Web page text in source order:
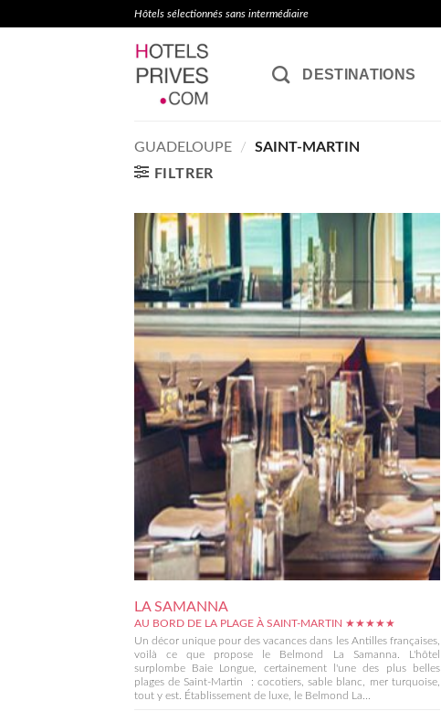
Hôtels sélectionnés sans intermédiaire
DESTINATIONS
GUADELOUPE /
SAINT-MARTIN
FILTRER
LA SAMANNA
AU BORD DE LA PLAGE À SAINT-MARTIN ★★★★★
Un décor unique pour des vacances dans les Antilles françaises,
voilà ce que propose le Belmond La Samanna. L'hôtel
surplombe Baie Longue, certainement l'une des plus belles
plages de Saint-Martin : cocotiers, sable blanc, mer turquoise,
tout y est. Établissement de luxe, le Belmond La...